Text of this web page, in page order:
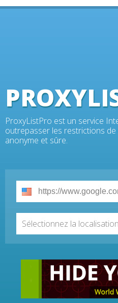
ProxyListPro est un service
outrepasser les restrictions
anonyme et sûre.
Sélectionnez la